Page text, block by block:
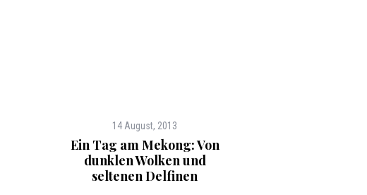
14 August, 2013
Ein Tag am Mekong: Von
dunklen Wolken und
seltenen Delfinen